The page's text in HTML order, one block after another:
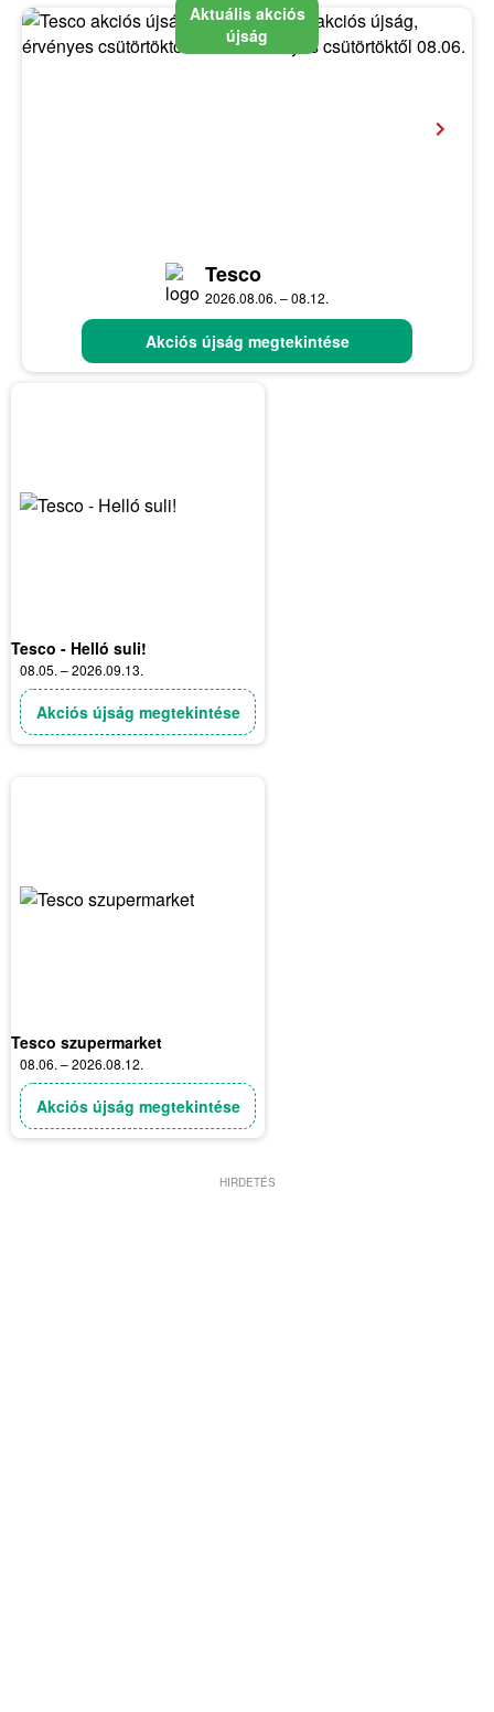
Aktuális akciós
újság
Tesco
2026.08.06. – 08.12.
Akciós újság megtekintése
Tesco - Helló suli!
08.05. – 2026.09.13.
Akciós újság megtekintése
Tesco szupermarket
08.06. – 2026.08.12.
Akciós újság megtekintése
HIRDETÉS